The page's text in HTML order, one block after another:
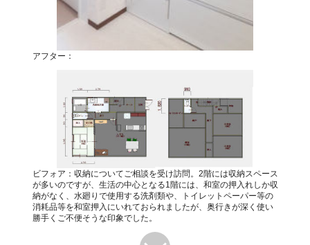
アフター：
ビフォア：収納についてご相談を受け訪問。2階には収納スペース
が多いのですが、生活の中心となる1階には、和室の押入れしか収
納がなく、水廻りで使用する洗剤類や、トイレットペーパー等の
消耗品等を和室押入にいれておられましたが、奥行きが深く使い
勝手くご不便そうな印象でした。